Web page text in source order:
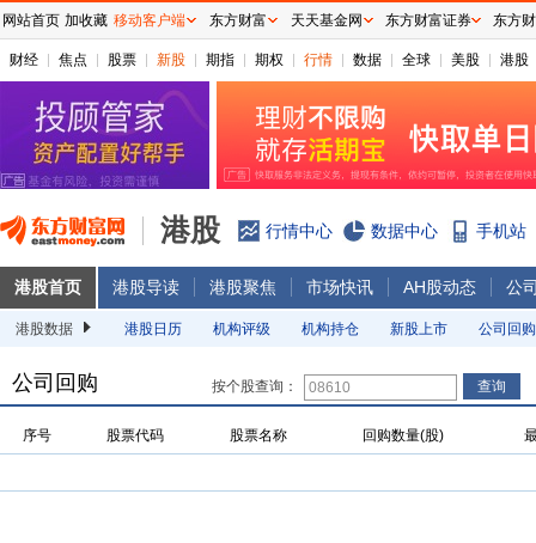
财经 焦点 股票 新股 期指 期权 行情 数据 全球 美股 港股
港股 行情中心 数据中心 手机站
港股首页 港股导读 港股聚焦 市场快讯 AH股动态 公
港股数据 港股日历 机构评级 机构持仓 新股上市 公司回购
公司回购 按个股查询：
序号 股票代码 股票名称 回购数量(股)
网站首页 加收藏 移动客户端 东方财富 天天基金网 东方财富证券 东方